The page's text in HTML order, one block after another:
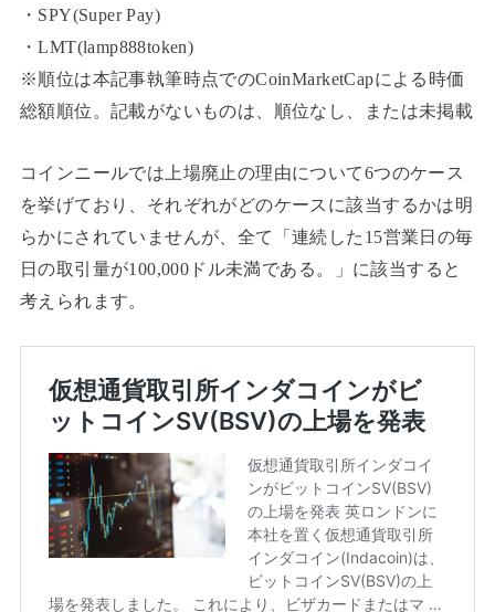
・SPY(Super Pay)
・LMT(lamp888token)
※順位は本記事執筆時点でのCoinMarketCapによる時価
総額順位。記載がないものは、順位なし、または未掲載
コインニールでは上場廃止の理由について6つのケース
を挙げており、それぞれがどのケースに該当するかは明
らかにされていませんが、全て「連続した15営業日の毎
日の取引量が100,000ドル未満である。」に該当すると
考えられます。